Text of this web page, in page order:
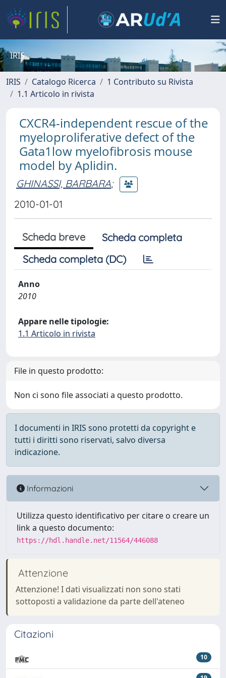
IRIS
IRIS Catalogo Ricerca
1 Contributo su Rivista
1.1 Articolo in rivista
CXCR4-independent rescue of the
myeloproliferative defect of the
Gata1low myelofibrosis mouse
model by Aplidin.
GHINASSI, BARBARA;
2010-01-01
Scheda breve
Scheda completa
Scheda completa (DC)
Anno
2010
Appare nelle tipologie:
1.1 Articolo in rivista
File in questo prodotto:
Non ci sono file associati a questo prodotto.
I documenti in IRIS sono protetti da copyright e
tutti i diritti sono riservati, salvo diversa
indicazione.
Informazioni
Utilizza questo identificativo per citare o creare un
link a questo documento:
https://hdl.handle.net/11564/446088
Attenzione
Attenzione! I dati visualizzati non sono stati
sottoposti a validazione da parte dell'ateneo
Citazioni
10